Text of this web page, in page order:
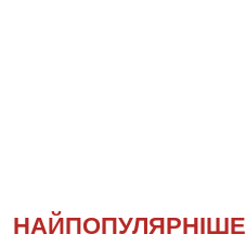
НАЙПОПУЛЯРНІШЕ